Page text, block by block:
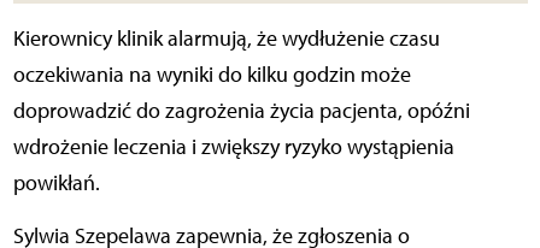
Kierownicy klinik alarmują, że wydłużenie czasu
oczekiwania na wyniki do kilku godzin może
doprowadzić do zagrożenia życia pacjenta, opóźni
wdrożenie leczenia i zwiększy ryzyko wystąpienia
powikłań.
Sylwia Szepelawa zapewnia, że zgłoszenia o